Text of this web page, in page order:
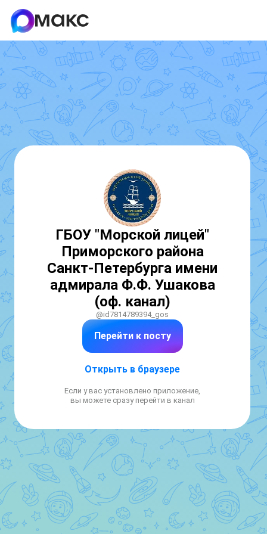
ГБОУ "Морской лицей"
Приморского района
Санкт-Петербурга имени
адмирала Ф.Ф. Ушакова
(оф. канал)
@id7814789394_gos
Перейти к посту
Открыть в браузере
Если у вас установлено приложение,
вы можете сразу перейти в канал